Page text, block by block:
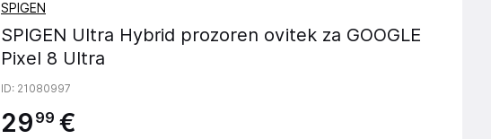
SPIGEN
SPIGEN Ultra Hybrid prozoren ovitek za GOOGLE
Pixel 8 Ultra
ID: 21080997
29 99 €